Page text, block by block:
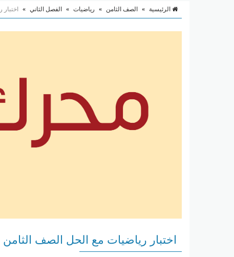
الرئيسية » الصف الثامن » رياضيات » الفصل الثاني »
اختبار رياضيات مع الحل الصف الثامن